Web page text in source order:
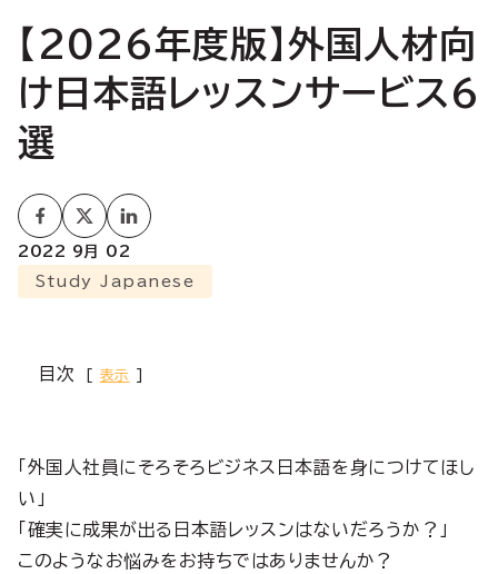
【2026年度版】外国人材向
け日本語レッスンサービス6
選
2022 9月 02
Study Japanese
目次 表示
「外国人社員にそろそろビジネス日本語を身につけてほし
い」
「確実に成果が出る日本語レッスンはないだろうか？」
このようなお悩みをお持ちではありませんか？